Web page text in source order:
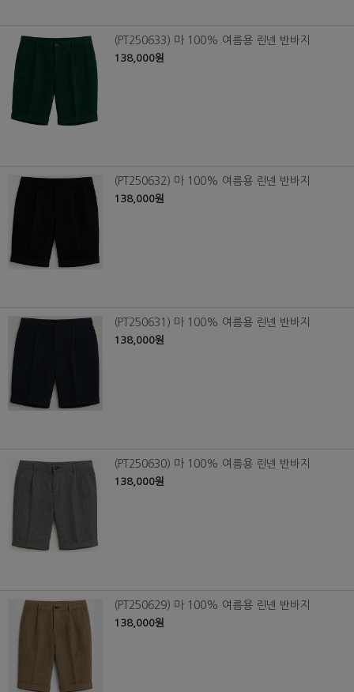
(PT250633) 마 100% 여름용 린넨 반바지
138,000원
(PT250632) 마 100% 여름용 린넨 반바지
138,000원
(PT250631) 마 100% 여름용 린넨 반바지
138,000원
(PT250630) 마 100% 여름용 린넨 반바지
138,000원
(PT250629) 마 100% 여름용 린넨 반바지
138,000원